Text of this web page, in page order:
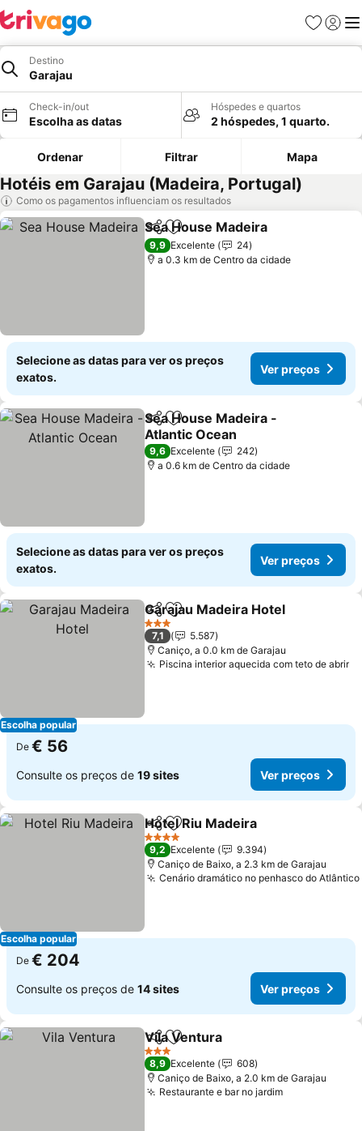
Favoritos
Iniciar
Destino
Garajau
Check-in/out
Escolha as datas
Hóspedes e quartos
2 hóspedes, 1 quarto.
Ordenar Filtrar Mapa
Hotéis em Garajau (Madeira, Portugal)
Como os pagamentos influenciam os resultados
PartilharAdicionar aos favoritos
Sea House Madeira
9,9 Excelente
24
a 0.3 km de Centro da cidade
Selecione as datas para ver os preços
exatos.
Ver preços
PartilharAdicionar aos favoritos
Sea House Madeira -
Atlantic Ocean
Ver preços
9,6 Excelente
242
a 0.6 km de Centro da cidade
Selecione as datas para ver os preços
exatos.
Ver preços
Escolha popular
PartilharAdicionar aos favoritos
Garajau Madeira Hotel
3 Estrelas
7,1
5.587
Caniço, a 0.0 km de Garajau
Piscina interior aquecida com teto de abrir
De € 56
Consulte os preços de 19 sites Ver preços
Escolha popular
PartilharAdicionar aos favoritos
Hotel Riu Madeira
4 Estrelas
9,2 Excelente
9.394
Caniço de Baixo, a 2.3 km de Garajau
Cenário dramático no penhasco do Atlântico
De € 204
Consulte os preços de 14 sites Ver preços
PartilharAdicionar aos favoritos
Vila Ventura
3 Estrelas
8,9 Excelente
608
Caniço de Baixo, a 2.0 km de Garajau
Restaurante e bar no jardimVer preços